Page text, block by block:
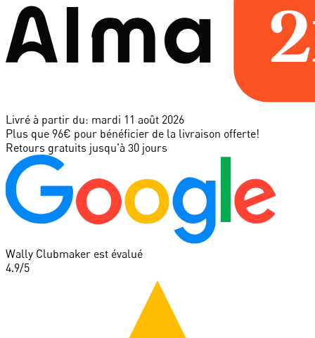
Livré à partir du: mardi 11 août 2026
Plus que 96€ pour bénéficier de la livraison offerte!
Retours gratuits jusqu'à 30 jours
Wally Clubmaker est évalué
4.9/5